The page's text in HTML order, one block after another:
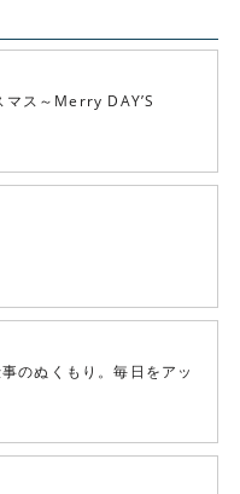
マス～Merry DAY’S
のぬくもり。毎日をアッ